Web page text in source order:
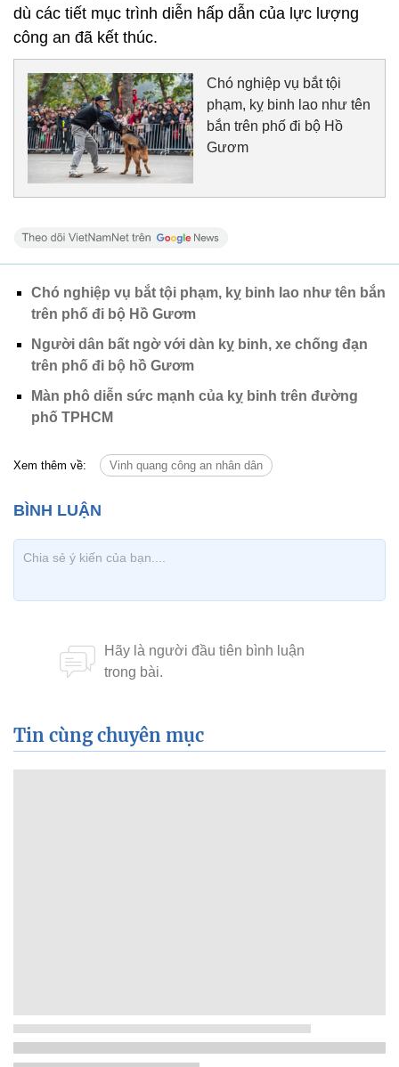
dù các tiết mục trình diễn hấp dẫn của lực lượng
công an đã kết thúc.
Chó nghiệp vụ bắt tội
phạm, kỵ binh lao như tên
bắn trên phố đi bộ Hồ
Gươm
Chó nghiệp vụ bắt tội phạm, kỵ binh lao như tên bắn
trên phố đi bộ Hồ Gươm
Người dân bất ngờ với dàn kỵ binh, xe chống đạn
trên phố đi bộ hồ Gươm
Màn phô diễn sức mạnh của kỵ binh trên đường
phố TPHCM
Xem thêm về: Vinh quang công an nhân dân
Tin cùng chuyên mục